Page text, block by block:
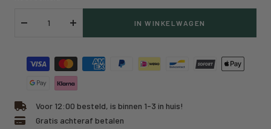
Verlaag
Verhoog
IN WINKELWAGEN
Voor 12:00 besteld, is binnen 1-3 in huis!
Gratis achteraf betalen